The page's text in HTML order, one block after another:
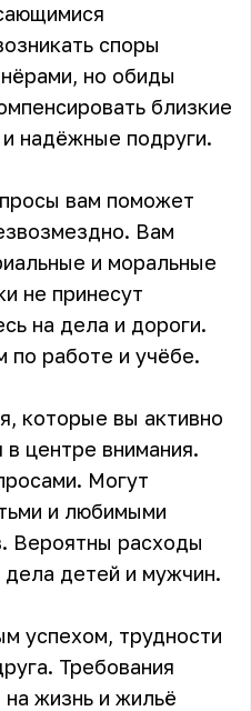
споры
но обиды
близкие
надёжные подруги.
вам поможет
Вам
и моральные
не принесут
на дела и дороги.
по работе и учёбе.
которые вы активно
центре внимания.
Могут
и любимыми
Вероятны расходы
дела детей и мужчин.
успехом, трудности
Требования
жизнь и жильё